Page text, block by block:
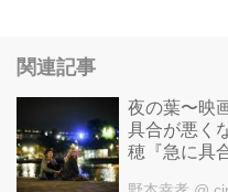
関連記事
夜の葉〜映
具合が悪く
穂『急に具